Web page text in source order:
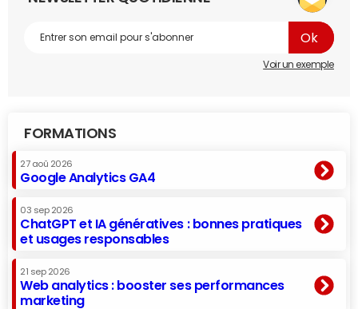
Voir un exemple
FORMATIONS
27 aoû 2026
Google Analytics GA4
03 sep 2026
ChatGPT et IA génératives : bonnes pratiques
et usages responsables
21 sep 2026
Web analytics : booster ses performances
marketing